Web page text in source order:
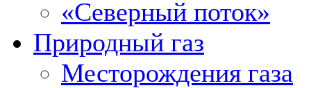
«Северный поток»
Природный газ
Месторождения газа